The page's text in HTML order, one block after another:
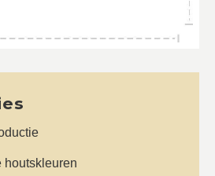
houtskleuren